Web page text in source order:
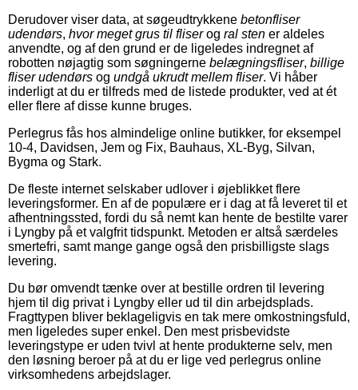
Derudover viser data, at søgeudtrykkene betonfliser
udendørs, hvor meget grus til fliserog ral sten er aldeles
anvendte, og af den grund er de ligeledes indregnet af
robotten nøjagtig som søgningerne belægningsfliser, billige
fliser udendørs og undgå ukrudt mellem fliser. Vi håber
inderligt at du er tilfreds med de listede produkter, ved at ét
eller flere af disse kunne bruges.
Perlegrus fås hos almindelige online butikker, for eksempel
10-4, Davidsen, Jem og Fix, Bauhaus, XL-Byg, Silvan,
Bygma og Stark.
De fleste internet selskaber udlover i øjeblikket flere
leveringsformer. En af de populære er i dag at få leveret til et
afhentningssted, fordi du så nemt kan hente de bestilte varer
i Lyngby på et valgfrit tidspunkt. Metoden er altså særdeles
smertefri, samt mange gange også den prisbilligste slags
levering.
Du bør omvendt tænke over at bestille ordren til levering
hjem til dig privat i Lyngby eller ud til din arbejdsplads.
Fragttypen bliver beklageligvis en tak mere omkostningsfuld,
men ligeledes super enkel. Den mest prisbevidste
leveringstype er uden tvivl at hente produkterne selv, men
den løsning beroer på at du er lige ved perlegrus online
virksomhedens arbejdslager.